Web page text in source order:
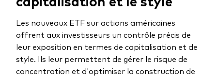
Les nouveaux ETF sur actions américaines
offrent aux investisseurs un contrôle précis de
leur exposition en termes de capitalisation et de
style. Ils leur permettent de gérer le risque de
concentration et d'optimiser la construction de